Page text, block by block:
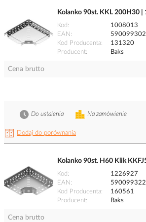
Kolanko 90st. KKL 200H30 |
Kod
1008013
EAN
Kod Producenta
131320
Producent
Baks
Cena brutto
Dodaj do porównania
Na zamówienie
Do ustalenia
Kolanko 90st. H60 Klik
Kod
1226927
EAN
Kod Producenta
160561
Producent
Baks
Cena brutto